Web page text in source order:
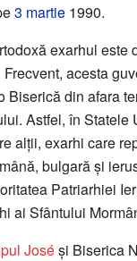
3 martie 1990.
exarhul este
acesta
Biserică din afara
Astfel, în Statele
alții, exarhi care
bulgară și
Patriarhiei
ai Sfântului
Joséși Biserica